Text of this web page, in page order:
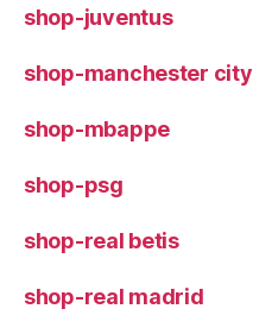
shop-juventus
shop-manchester city
shop-mbappe
shop-psg
shop-real betis
shop-real madrid